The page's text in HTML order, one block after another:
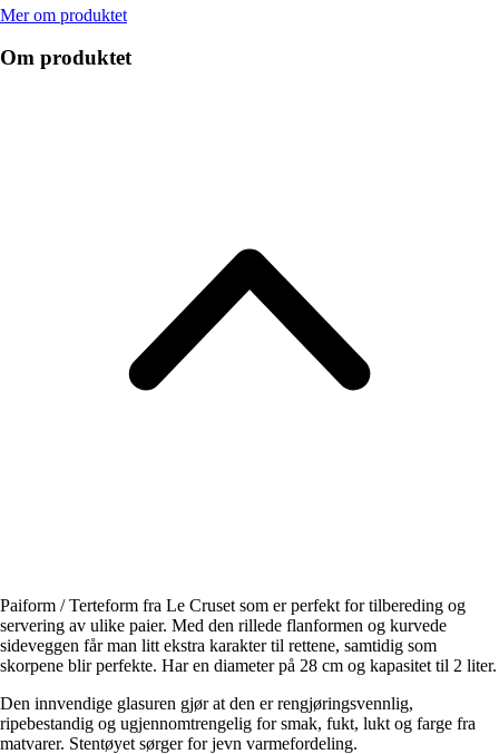
Mer om produktet
Om produktet
Paiform / Terteform fra Le Cruset som er perfekt for tilbereding og
servering av ulike paier. Med den rillede flanformen og kurvede
sideveggen får man litt ekstra karakter til rettene, samtidig som
skorpene blir perfekte. Har en diameter på 28 cm og kapasitet til 2 liter.
Den innvendige glasuren gjør at den er rengjøringsvennlig,
ripebestandig og ugjennomtrengelig for smak, fukt, lukt og farge fra
matvarer. Stentøyet sørger for jevn varmefordeling.